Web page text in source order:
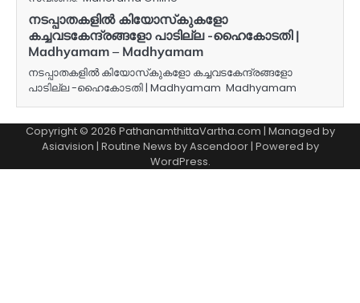
നടപ്പാതകളിൽ കിയോസ്‌കുകളോ
കച്ചവടകേന്ദ്രങ്ങളോ പാടില്ല -ഹൈകോടതി |
Madhyamam – Madhyamam
നടപ്പാതകളിൽ കിയോസ്‌കുകളോ കച്ചവടകേന്ദ്രങ്ങളോ
പാടില്ല -ഹൈകോടതി | Madhyamam Madhyamam
Copyright © 2026 PathanamthittaVartha.com | Managed by
Asiavision | Routine News byAscendoor| Powered by
WordPress.